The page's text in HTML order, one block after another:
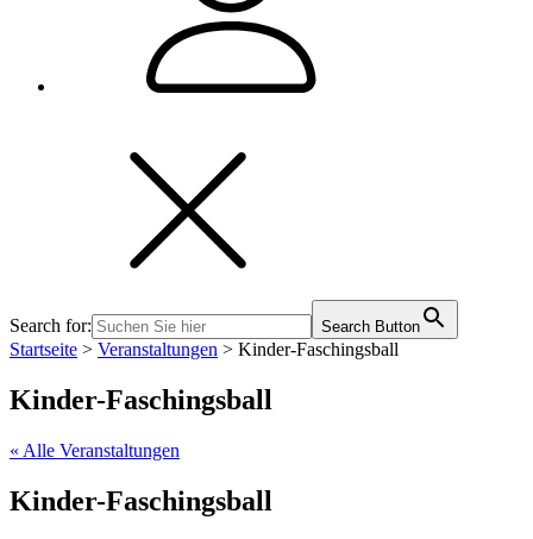
Search for: Search Button
Startseite > Veranstaltungen > Kinder-Faschingsball
Kinder-Faschingsball
« Alle Veranstaltungen
Kinder-Faschingsball